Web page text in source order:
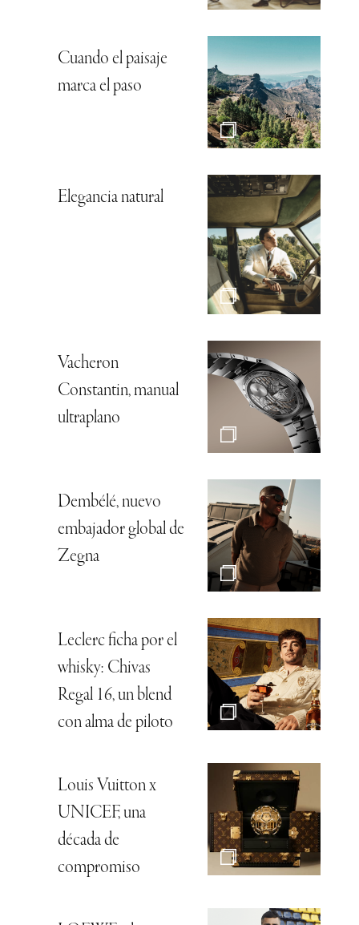
Cuando el paisaje
marca el paso
Elegancia natural
Vacheron
Constantin, manual
ultraplano
Dembélé, nuevo
embajador global de
Zegna
Leclerc ficha por el
whisky: Chivas
Regal 16, un blend
con alma de piloto
Louis Vuitton x
UNICEF, una
década de
compromiso